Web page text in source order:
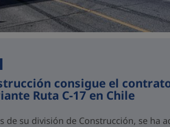
consigue el
Ruta C-17 en Chile
de su división de Construcción, se ha